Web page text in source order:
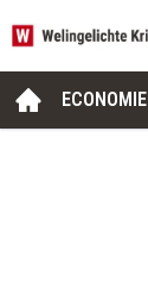
ECONOMIE